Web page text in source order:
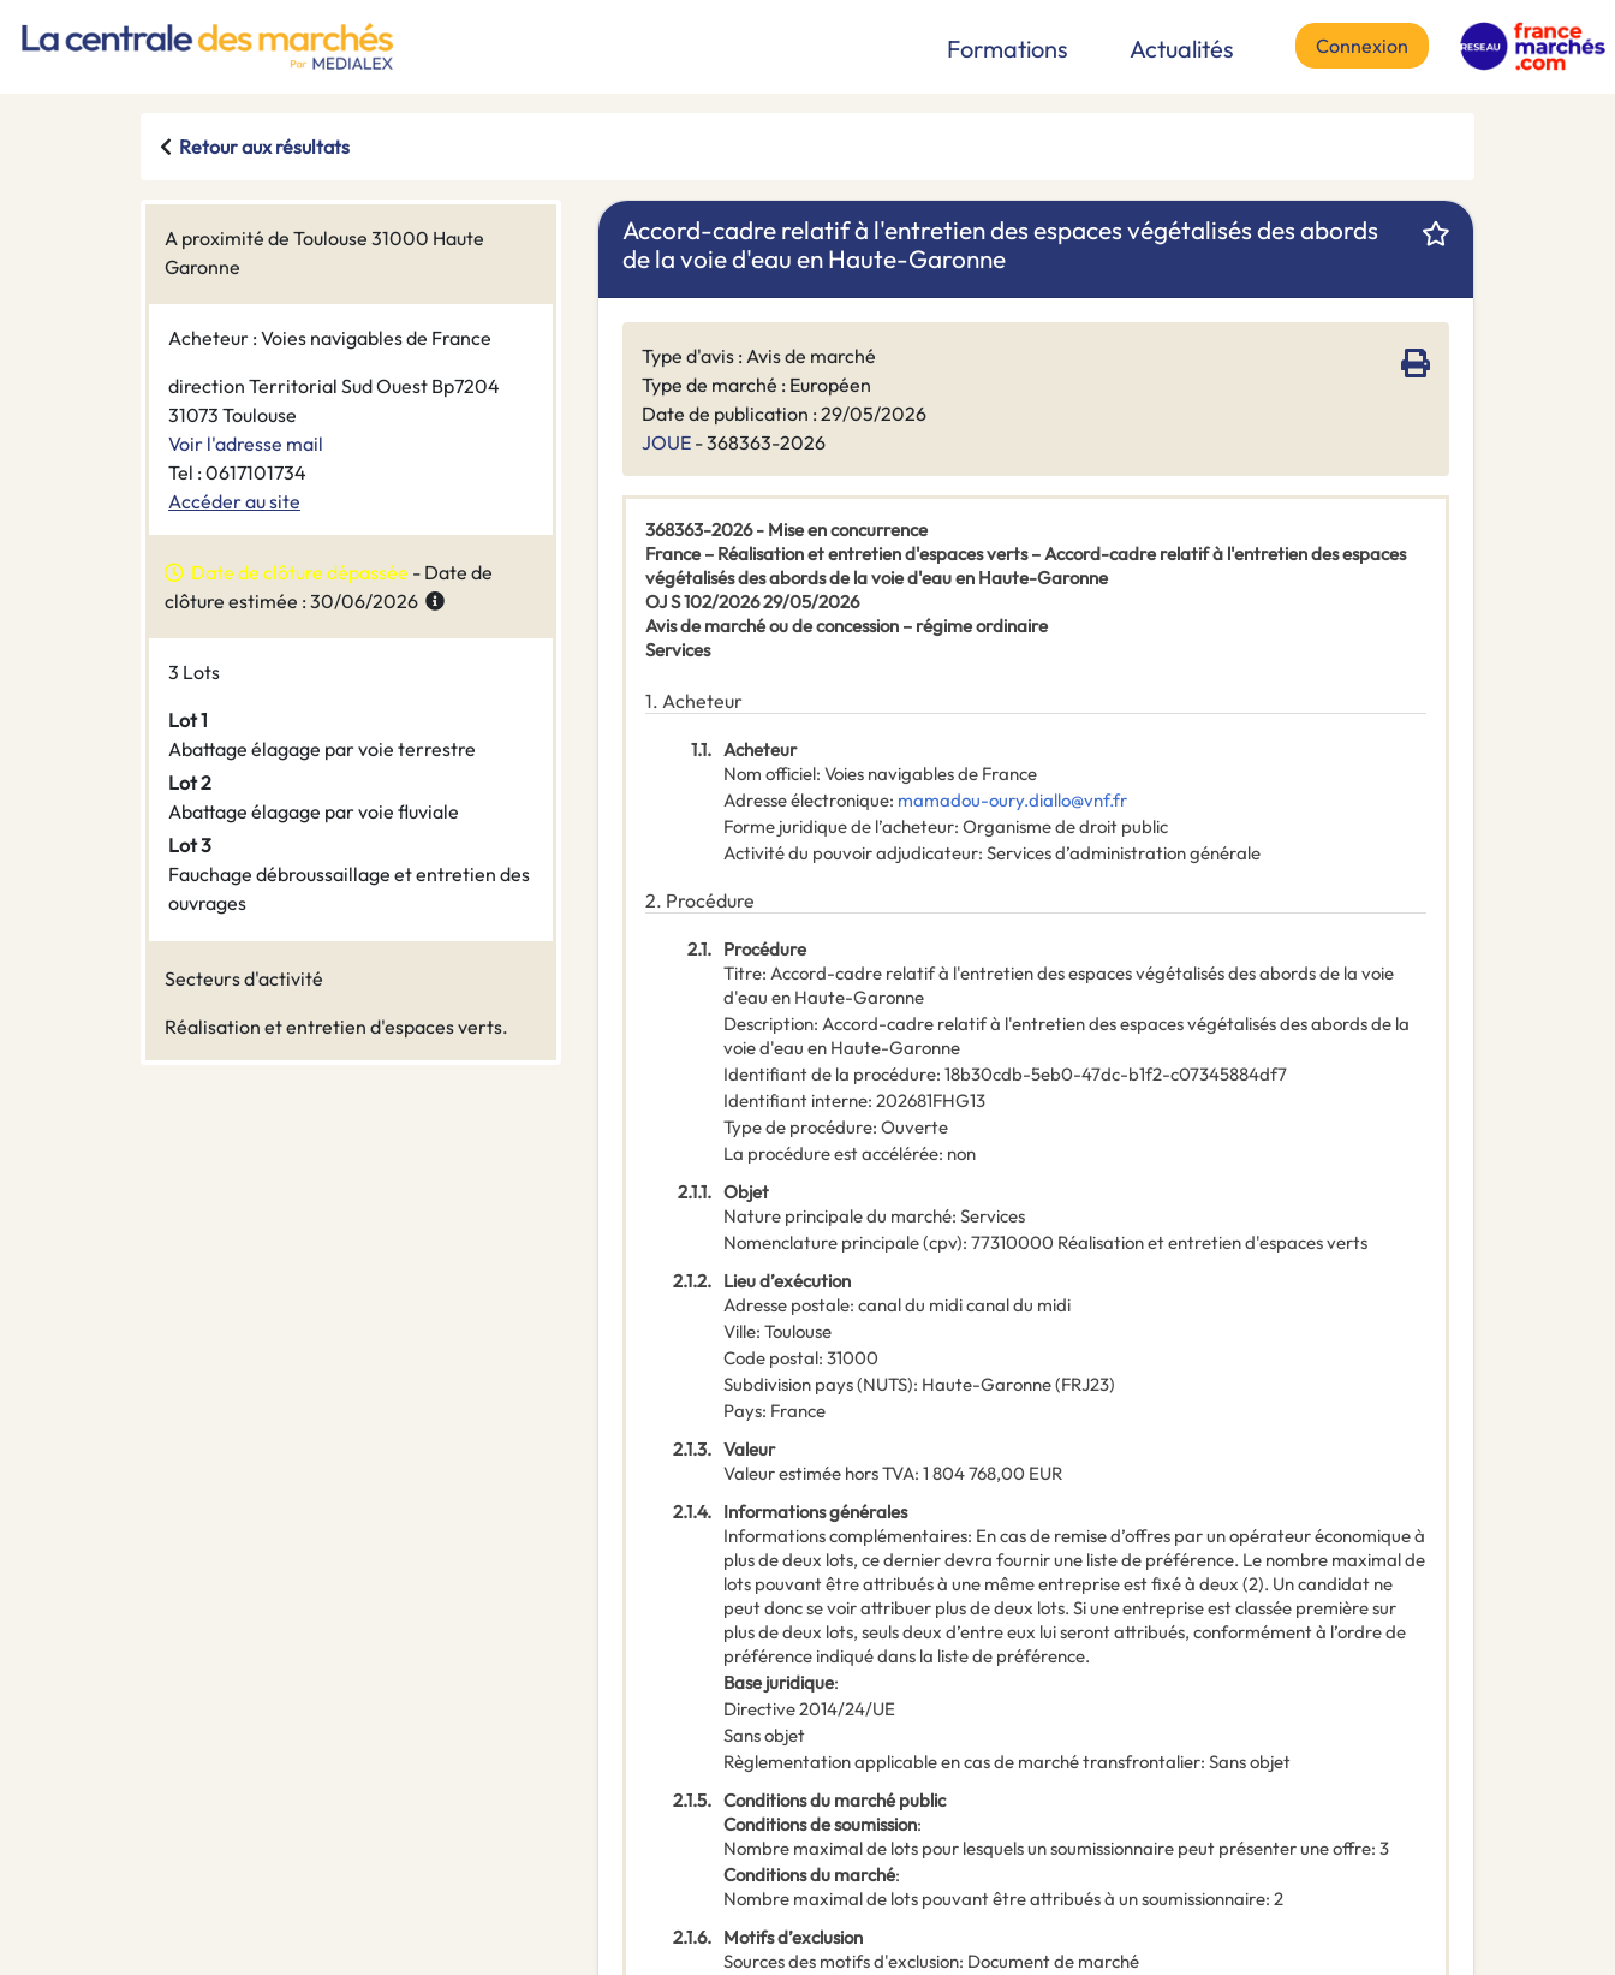
Formations Actualités Connexion
Retour aux résultats
A proximité de Toulouse 31000 Haute
Garonne
Acheteur : Voies navigables de France
direction Territorial Sud Ouest Bp7204
31073 Toulouse
Voir l'adresse mail
Tel : 0617101734
Accéder au site
Date de clôture dépassée - Date de
clôture estimée : 30/06/2026
3 Lots
Lot 1
Abattage élagage par voie terrestre
Lot 2
Abattage élagage par voie fluviale
Lot 3
Fauchage débroussaillage et entretien des
ouvrages
Secteurs d'activité
Réalisation et entretien d'espaces verts.
Accord-cadre relatif à l'entretien des espaces végétalisés des abords
de la voie d'eau en Haute-Garonne
Type d'avis : Avis de marché
Type de marché : Européen
Date de publication : 29/05/2026
JOUE - 368363-2026
368363-2026 - Mise en concurrence
France – Réalisation et entretien d'espaces verts – Accord-cadre relatif à l'entretien des espaces
végétalisés des abords de la voie d'eau en Haute-Garonne
OJ S 102/2026 29/05/2026
Avis de marché ou de concession – régime ordinaire
Services
1. Acheteur
1.1. Acheteur
Nom officiel: Voies navigables de France
Adresse électronique: mamadou-oury.diallo@vnf.fr
Forme juridique de l’acheteur: Organisme de droit public
Activité du pouvoir adjudicateur: Services d’administration générale
2. Procédure
2.1. Procédure
Titre: Accord-cadre relatif à l'entretien des espaces végétalisés des abords de la voie
d'eau en Haute-Garonne
Description: Accord-cadre relatif à l'entretien des espaces végétalisés des abords de la
voie d'eau en Haute-Garonne
Identifiant de la procédure: 18b30cdb-5eb0-47dc-b1f2-c07345884df7
Identifiant interne: 202681FHG13
Type de procédure: Ouverte
La procédure est accélérée: non
2.1.1. Objet
Nature principale du marché: Services
Nomenclature principale(cpv): 77310000 Réalisation et entretien d'espaces verts
2.1.2. Lieu d’exécution
Adresse postale: canal du midicanal du midi
Ville: Toulouse
Code postal: 31000
Subdivision pays (NUTS): Haute-Garonne(FRJ23)
Pays: France
2.1.3. Valeur
Valeur estimée hors TVA: 1 804 768,00 EUR
2.1.4. Informations générales
Informations complémentaires: En cas de remise d’offres par un opérateur économique à
plus de deux lots, ce dernier devra fournir une liste de préférence. Le nombre maximal de
lots pouvant être attribués à une même entreprise est fixé à deux (2). Un candidat ne
peut donc se voir attribuer plus de deux lots. Si une entreprise est classée première sur
plus de deux lots, seuls deux d’entre eux lui seront attribués, conformément à l’ordre de
préférence indiqué dans la liste de préférence.
Base juridique:
Directive 2014/24/UE
Sans objet
Règlementation applicable en cas de marché transfrontalier: Sans objet
2.1.5. Conditions du marché public
Conditions de soumission:
Nombre maximal de lots pour lesquels un soumissionnaire peut présenter une offre: 3
Conditions du marché:
Nombre maximal de lots pouvant être attribués à un soumissionnaire: 2
2.1.6. Motifs d’exclusion
Sources des motifs d'exclusion: Document de marché